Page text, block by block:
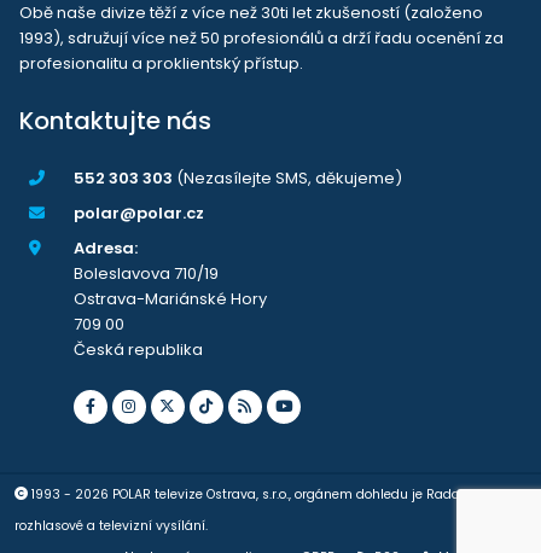
Obě naše divize těží z více než 30ti let zkušeností (založeno
1993), sdružují více než 50 profesionálů a drží řadu ocenění za
profesionalitu a proklientský přístup.
Kontaktujte nás
552 303 303 (Nezasílejte SMS, děkujeme)
polar@polar.cz
Adresa:
Boleslavova 710/19
Ostrava-Mariánské Hory
709 00
Česká republika
1993 - 2026 POLAR televize Ostrava, s.r.o., orgánem dohledu je Rada pro
rozhlasové a televizní vysílání.